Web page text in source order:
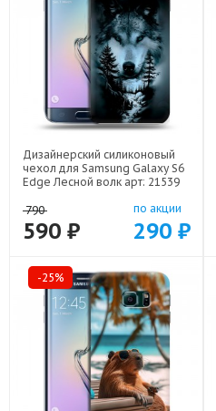
Дизайнерский силиконовый
чехол для Samsung Galaxy S6
Edge Лесной волк арт: 21539
790
590 ₽
по акции
290 ₽
-25%